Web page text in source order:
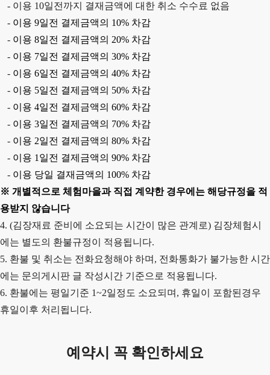
- 이용 10일전까지 결재금액에 대한 취소 수수료 없음
- 이용 9일전 결제금액의 10% 차감
- 이용 8일전 결제금액의 20% 차감
- 이용 7일전 결제금액의 30% 차감
- 이용 6일전 결제금액의 40% 차감
- 이용 5일전 결제금액의 50% 차감
- 이용 4일전 결제금액의 60% 차감
- 이용 3일전 결제금액의 70% 차감
- 이용 2일전 결제금액의 80% 차감
- 이용 1 일전 결제금액의 90% 차감
- 이용 당일 결재금액의 100% 차감
※ 개별적으로 체험마을과 직접 계약한 경우에는 해당규정을 적
용받지 않습니다
4. (김장재료 준비에 소요되는 시간이 많은 관계로) 김장체험시
에는 별도의 환불규정이 적용됩니다.
5. 환불 및 취소는 전화요청해야 하며, 전화통화가 불가능한 시간
에는 문의게시판 글 작성시간 기준으로 적용됩니다.
6. 환불에는 평일기준 1~2일정도 소요되며, 휴일이 포함된경우
휴일이후 처리됩니다.
예약시 꼭 확인하세요